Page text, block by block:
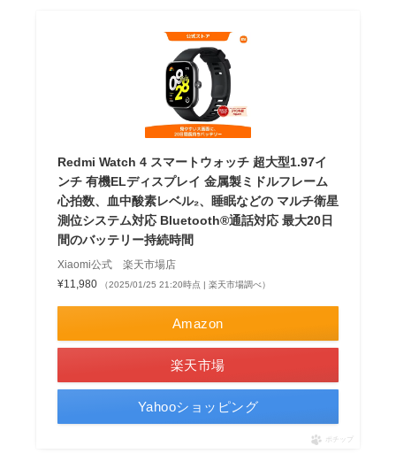
Redmi Watch 4 スマートウォッチ 超大型1.97イ
ンチ 有機ELディスプレイ 金属製ミドルフレーム
心拍数、血中酸素レベル₂、睡眠などの マルチ衛星
測位システム対応 Bluetooth®通話対応 最大20日
間のバッテリー持続時間
Xiaomi公式 楽天市場店
¥11,980
（2025/01/25 21:20時点 | 楽天市場調べ）
Amazon
楽天市場
Yahooショッピング
ポチップ